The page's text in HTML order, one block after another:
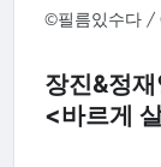
©필름있수다 /
장진&정
<바르게